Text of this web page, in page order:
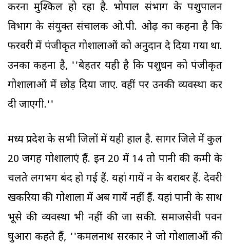
करना मुश्किल हो रहा है. भोपाल संभाग के पशुपालन
विभाग के संयुक्त संचालक ओ.पी. ओढ़ का कहना है कि
फरवरी में पंजीकृत गोशालाओं को अनुदान दे दिया गया था.
उनका कहना है, ''बेहतर यही है कि पशुधन को पंजीकृत
गोशालाओं में छोड़ दिया जाए. वहीं पर उनकी व्यवस्था कर
दी जाएगी.''
मध्य प्रदेश के सभी जिलों में यही हाल है. सागर जिले में कुल
20 जगह गोशालाएं हैं. इन 20 में 14 तो पानी की कमी के
चलते लगभग बंद हो गईं हैं. यहां गायें न के बराबर हैं. देवरी
खकरिया की गोशाला में अब गायें नहीं हैं. यहां पानी के साथ
भूसे की व्यवस्था भी नहीं की जा सकी. समाजसेवी पवन
घुआरा कहते हैं, ''कमलनाथ सरकार ने जो गोशालाओं की